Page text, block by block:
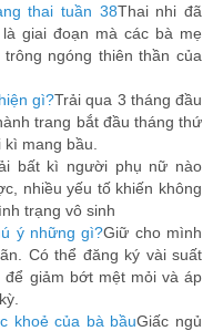
thai tuần 38Thai nhi đã
giai đoạn mà các bà mẹ
ngóng thiên thần của
gì?Trải qua 3 tháng đầu
trang bắt đầu tháng thứ
mang bầu.
bất kì người phụ nữ nào
nhiều yếu tố khiến không
trạng vô sinh
ý những gì?Giữ cho mình
Có thể đăng ký vài suất
giảm bớt mệt mỏi và áp
khoẻ của bà bầuGiấc ngủ